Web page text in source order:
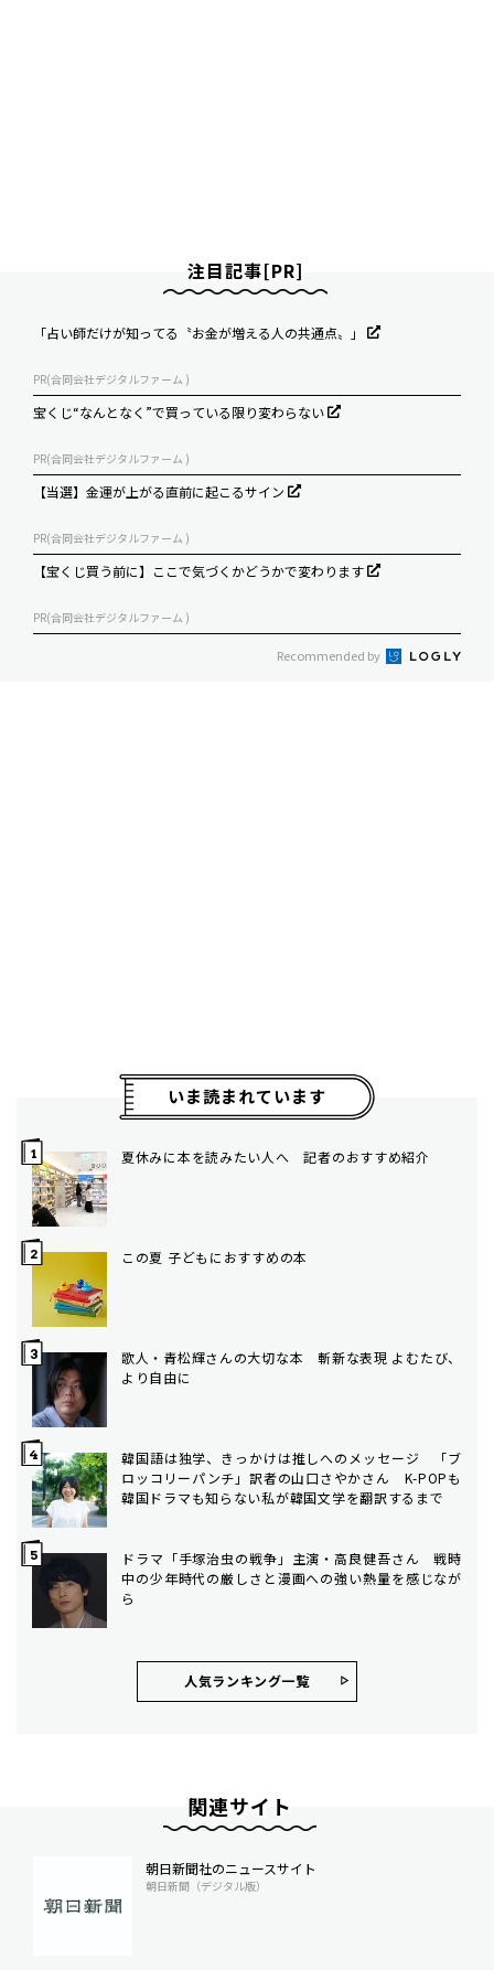
注目記事[PR]
「占い師だけが知ってる〝お金が増える人の共通点〟」
PR(合同会社デジタルファーム )
宝くじ“なんとなく”で買っている限り変わらない
PR(合同会社デジタルファーム )
【当選】金運が上がる直前に起こるサイン
PR(合同会社デジタルファーム )
【宝くじ買う前に】ここで気づくかどうかで変わります
PR(合同会社デジタルファーム )
Recommended by
いま読まれています
夏休みに本を読みたい人へ 記者のおすすめ紹介
この夏 子どもにおすすめの本
歌人・青松輝さんの大切な本 斬新な表現 よむたび、
より自由に
韓国語は独学、きっかけは推しへのメッセージ 「ブ
ロッコリーパンチ」訳者の山口さやかさん K-POPも
韓国ドラマも知らない私が韓国文学を翻訳するまで
ドラマ「手塚治虫の戦争」主演・高良健吾さん 戦時
中の少年時代の厳しさと漫画への強い熱量を感じなが
ら
人気ランキング⼀覧
関連サイト
朝日新聞社のニュースサイト
朝日新聞（デジタル版）